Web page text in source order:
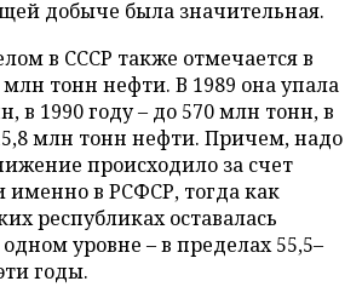
добыче была значительная.
в СССР также отмечается в
млн тонн нефти. В 1989 она упала
в 1990 году – до 570 млн тонн, в
млн тонн нефти. Причем, надо
происходило за счет
в РСФСР, тогда как
республиках оставалась
уровне – в пределах 55,5–
годы.